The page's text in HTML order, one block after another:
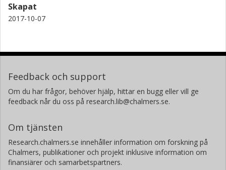
Skapat
2017-10-07
Feedback och support
Om du har frågor, behöver hjälp, hittar en bugg eller vill ge
feedback når du oss på research.lib@chalmers.se.
Om tjänsten
Research.chalmers.se innehåller information om forskning på
Chalmers, publikationer och projekt inklusive information om
finansiärer och samarbetspartners.